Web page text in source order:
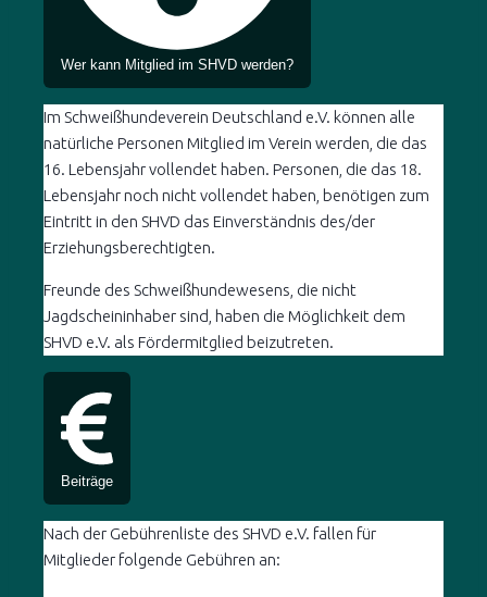
Wer kann Mitglied im SHVD werden?
Im Schweißhundeverein Deutschland e.V. können alle
natürliche Personen Mitglied im Verein werden, die das
16. Lebensjahr vollendet haben. Personen, die das 18.
Lebensjahr noch nicht vollendet haben, benötigen zum
Eintritt in den SHVD das Einverständnis des/der
Erziehungsberechtigten.
Freunde des Schweißhundewesens, die nicht
Jagdscheininhaber sind, haben die Möglichkeit dem
SHVD e.V. als Fördermitglied beizutreten.
Beiträge
Nach der Gebührenliste des SHVD e.V. fallen für
Mitglieder folgende Gebühren an: